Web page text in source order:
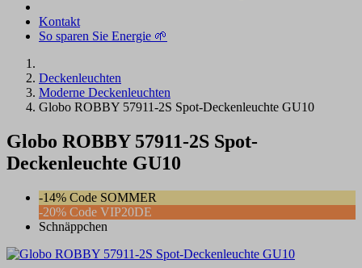
Kontakt
So sparen Sie Energie 🌱
Deckenleuchten
Moderne Deckenleuchten
Globo ROBBY 57911-2S Spot-Deckenleuchte GU10
Globo ROBBY 57911-2S Spot-
Deckenleuchte GU10
-14% Code SOMMER
-20% Code VIP20DE
Schnäppchen